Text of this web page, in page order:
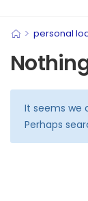
> personal
It seems we
Perhaps